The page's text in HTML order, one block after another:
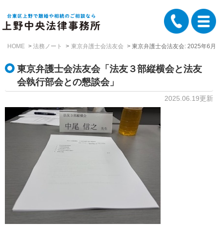
HOME 法務ノート 東京弁護士会法友会 東京弁護士会法友会: 2025年6月
東京弁護士会法友会「法友３部縦横会と法友
会執行部会との懇談会」
2025.06.19更新